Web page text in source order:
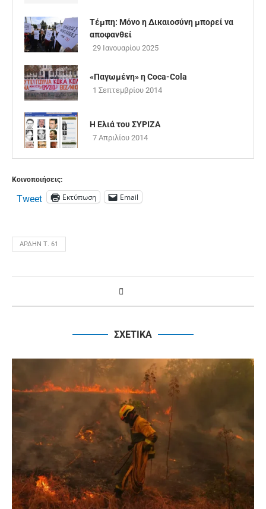
Τέμπη: Μόνο η Δικαιοσύνη μπορεί να
αποφανθεί
29 Ιανουαρίου 2025
«Παγωμένη» η Coca-Cola
1 Σεπτεμβρίου 2014
Η Ελιά του ΣΥΡΙΖΑ
7 Απριλίου 2014
Κοινοποιήσεις:
Tweet Εκτύπωση Email
ΆΡΔΗΝ Τ. 61
ΣΧΕΤΙΚΑ